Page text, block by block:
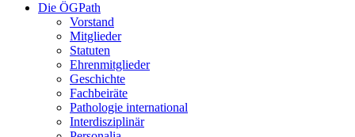
Die ÖGPath
Vorstand
Mitglieder
Statuten
Ehrenmitglieder
Geschichte
Fachbeiräte
Pathologie international
Interdisziplinär